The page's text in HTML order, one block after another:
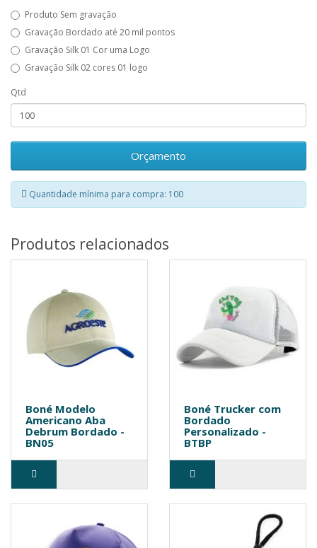
Produto Sem gravação
Gravação Bordado até 20 mil pontos
Gravação Silk 01 Cor uma Logo
Gravação Silk 02 cores 01 logo
Qtd
Orçamento
Quantidade mínima para compra: 100
Produtos relacionados
Boné Modelo
Americano Aba
Debrum Bordado -
BN05
Boné Trucker com
Bordado
Personalizado -
BTBP